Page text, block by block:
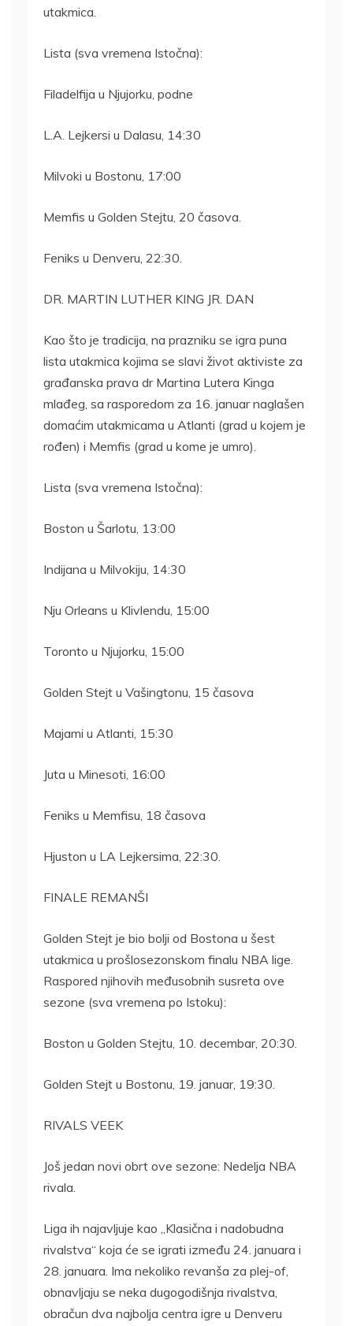
utakmica.
Lista (sva vremena Istočna):
Filadelfija u Njujorku, podne
L.A. Lejkersi u Dalasu, 14:30
Milvoki u Bostonu, 17:00
Memfis u Golden Stejtu, 20 časova.
Feniks u Denveru, 22:30.
DR. MARTIN LUTHER KING JR. DAN
Kao što je tradicija, na prazniku se igra puna
lista utakmica kojima se slavi život aktiviste za
građanska prava dr Martina Lutera Kinga
mlađeg, sa rasporedom za 16. januar naglašen
domaćim utakmicama u Atlanti (grad u kojem je
rođen) i Memfis (grad u kome je umro).
Lista (sva vremena Istočna):
Boston u Šarlotu, 13:00
Indijana u Milvokiju, 14:30
Nju Orleans u Klivlendu, 15:00
Toronto u Njujorku, 15:00
Golden Stejt u Vašingtonu, 15 časova
Majami u Atlanti, 15:30
Juta u Minesoti, 16:00
Feniks u Memfisu, 18 časova
Hjuston u LA Lejkersima, 22:30.
FINALE REMANŠI
Golden Stejt je bio bolji od Bostona u šest
utakmica u prošlosezonskom finalu NBA lige.
Raspored njihovih međusobnih susreta ove
sezone (sva vremena po Istoku):
Boston u Golden Stejtu, 10. decembar, 20:30.
Golden Stejt u Bostonu, 19. januar, 19:30.
RIVALS VEEK
Još jedan novi obrt ove sezone: Nedelja NBA
rivala.
Liga ih najavljuje kao „Klasična i nadobudna
rivalstva“ koja će se igrati između 24. januara i
28. januara. Ima nekoliko revanša za plej-of,
obnavljaju se neka dugogodišnja rivalstva,
obračun dva najbolja centra igre u Denveru